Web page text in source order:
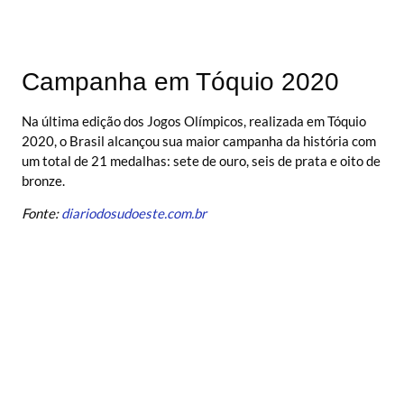
Campanha em Tóquio 2020
Na última edição dos Jogos Olímpicos, realizada em Tóquio
2020, o Brasil alcançou sua maior campanha da história com
um total de 21 medalhas: sete de ouro, seis de prata e oito de
bronze.
Fonte:diariodosudoeste.com.br